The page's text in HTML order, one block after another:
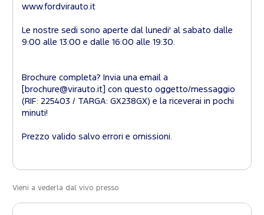
www.fordvirauto.it
Le nostre sedi sono aperte dal lunedi' al sabato dalle
9:00 alle 13:00 e dalle 16:00 alle 19:30.
Brochure completa? Invia una email a
[brochure@virauto.it] con questo oggetto/messaggio
(RIF: 225403 / TARGA: GX238GX) e la riceverai in pochi
minuti!
Prezzo valido salvo errori e omissioni.
Vieni a vederla dal vivo presso